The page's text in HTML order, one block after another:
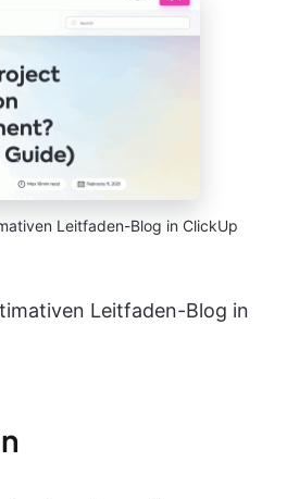
Leitfaden-Blog in ClickUp
Leitfaden-Blog in